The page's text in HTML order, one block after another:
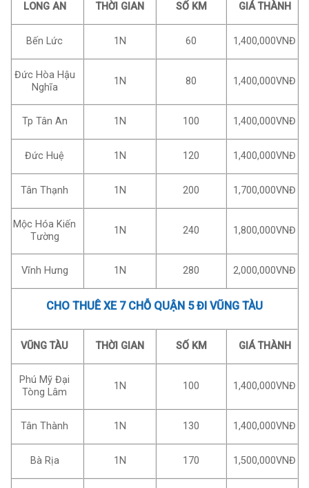
LONG AN THỜI GIAN SỐ KM GIÁ THÀNH
Bến Lức 1N 60 1,400,000VNĐ
Đức Hòa Hậu
Nghĩa
1N 80 1,400,000VNĐ
Tp Tân An 1N 100 1,400,000VNĐ
Đức Huệ 1N 120 1,400,000VNĐ
Tân Thạnh 1N 200 1,700,000VNĐ
Mộc Hóa Kiến
Tường
1N 240 1,800,000VNĐ
Vĩnh Hưng 1N 280 2,000,000VNĐ
CHO THUÊ XE 7 CHỖ QUẬN 5 ĐI VŨNG TÀU
VŨNG TÀU THỜI GIAN SỐ KM GIÁ THÀNH
Phú Mỹ Đại
Tòng Lâm
1N 100 1,400,000VNĐ
Tân Thành 1N 130 1,400,000VNĐ
Bà Rịa 1N 170 1,500,000VNĐ